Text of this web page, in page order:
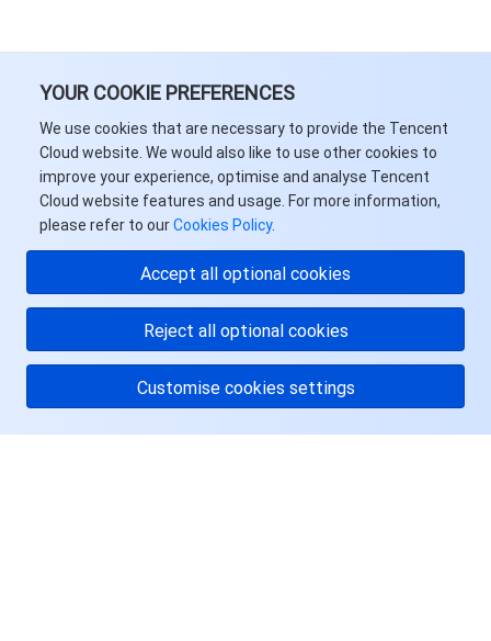
YOUR COOKIE PREFERENCES
We use cookies that are necessary to provide the Tencent
Cloud website. We would also like to use other cookies to
improve your experience, optimise and analyse Tencent
Cloud website features and usage. For more information,
please refer to ourCookies Policy.
Accept all optional cookies
Reject all optional cookies
Customise cookies settings